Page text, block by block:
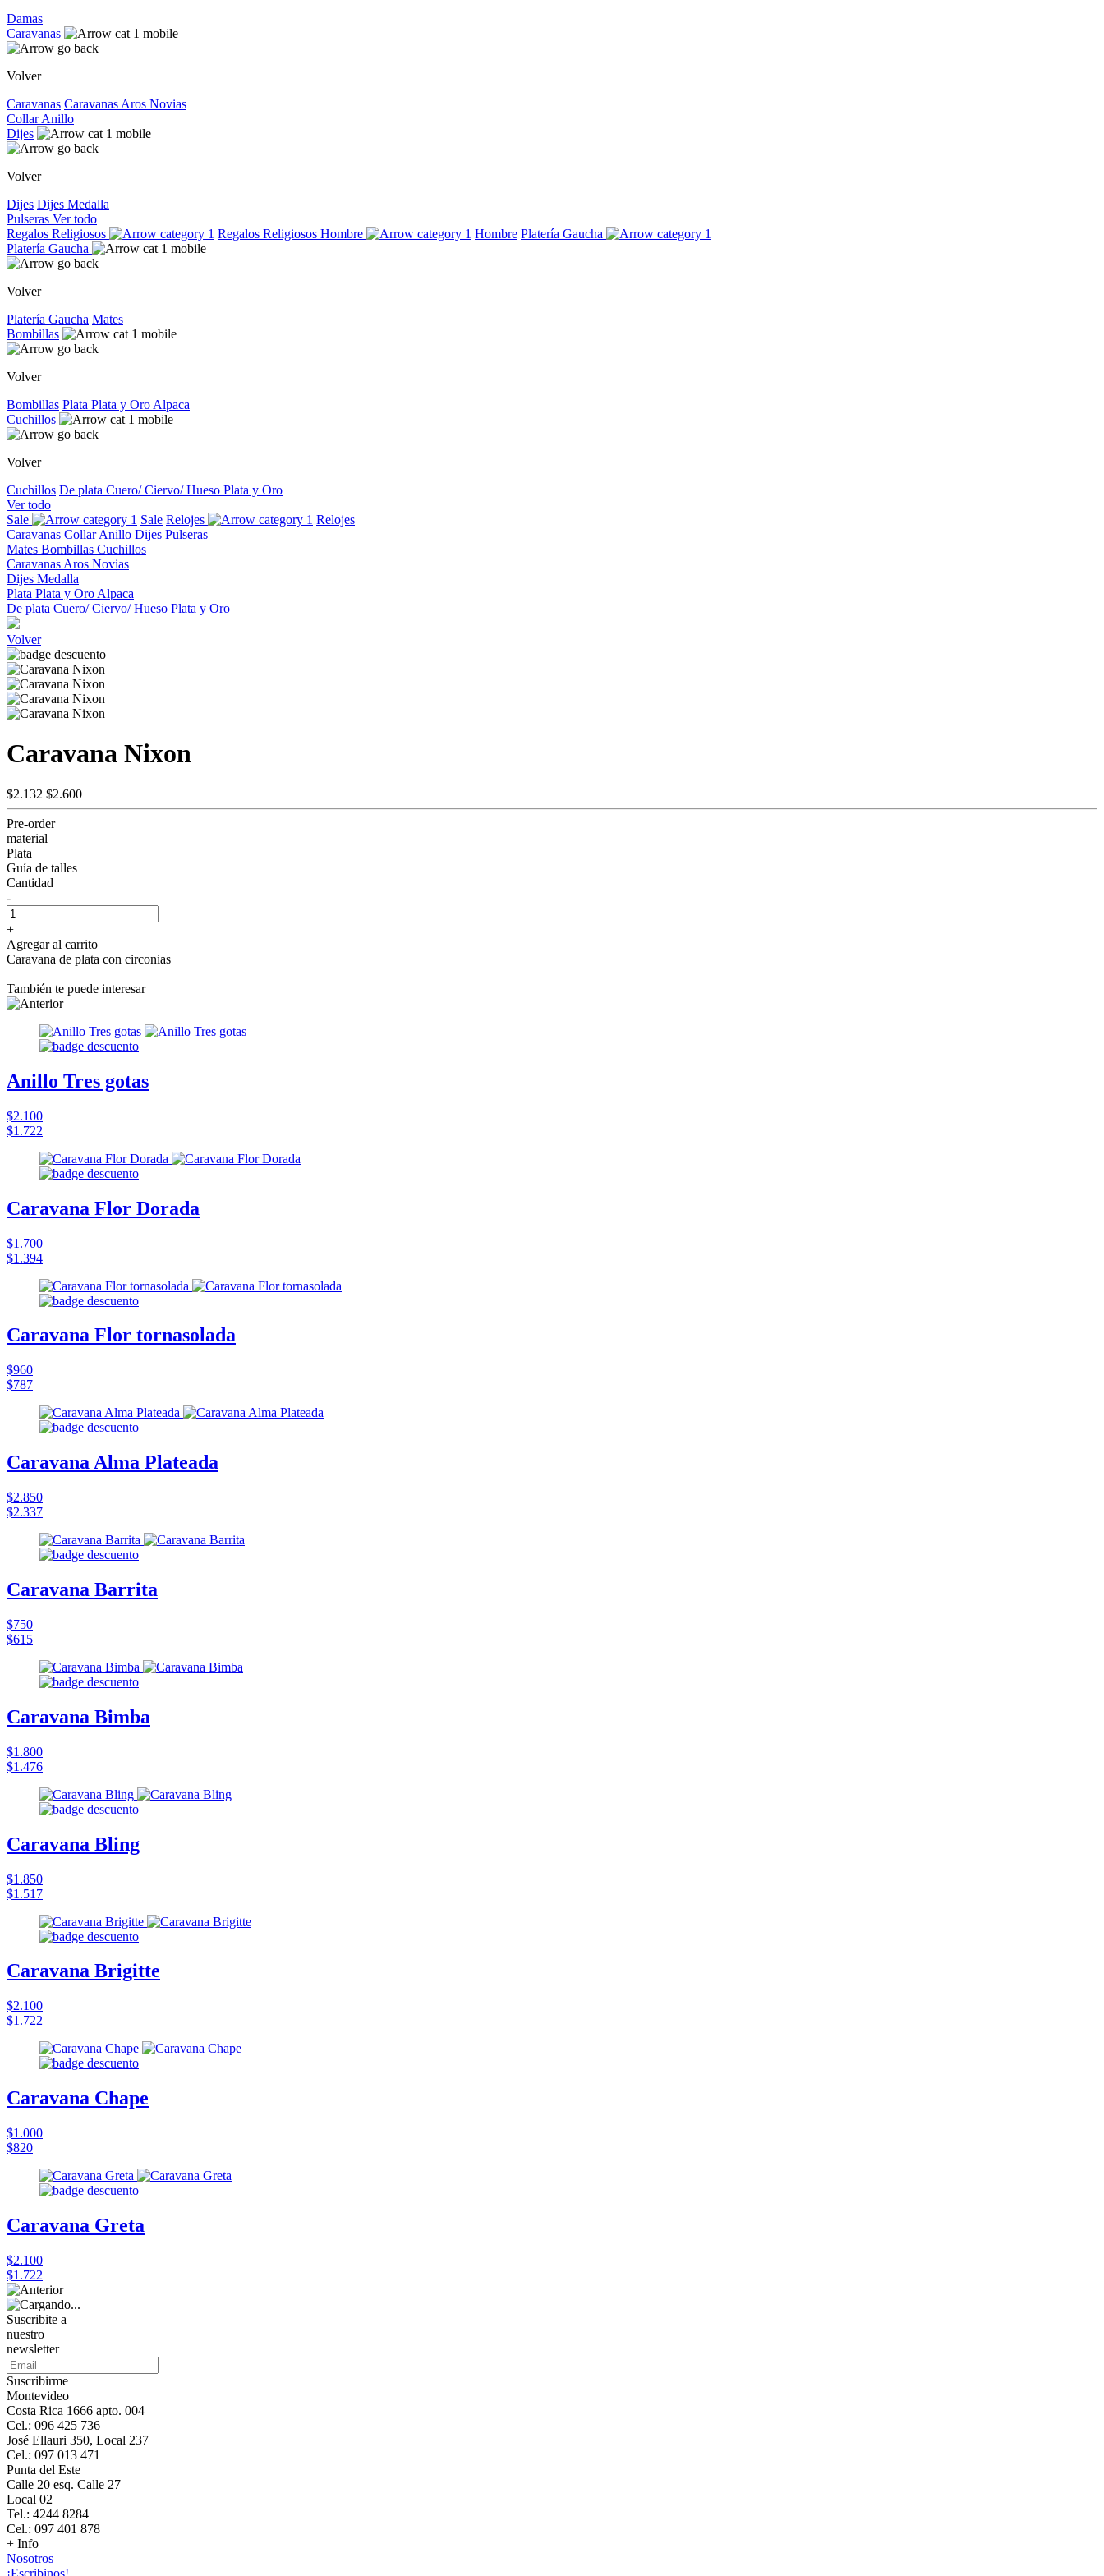
Damas
Caravanas
Volver
Caravanas Caravanas Aros Novias
CollarAnillo
Dijes
Volver
Dijes Dijes Medalla
Pulseras Ver todo
Regalos Religiosos
Regalos Religiosos Hombre Hombre Platería Gaucha
Platería Gaucha
Volver
Platería Gaucha Mates
Bombillas
Volver
Bombillas Plata Plata y Oro Alpaca
Cuchillos
Volver
Cuchillos De plata Cuero/ Ciervo/ Hueso Plata y Oro
Ver todo
Sale
Sale Relojes
Relojes
Caravanas CollarAnillo Dijes Pulseras
Mates Bombillas Cuchillos
Caravanas Aros Novias
Dijes Medalla
Plata Plata y Oro Alpaca
De plata Cuero/ Ciervo/ Hueso Plata y Oro
Volver
Caravana Nixon
$2.132 $2.600
Pre-order
material
Plata
Guía de talles
Cantidad
-
+
Agregar al carrito
Caravana de plata con circonias
También te puede interesar
Anillo Tres gotas
$2.100
$1.722
Caravana Flor Dorada
$1.700
$1.394
Caravana Flor tornasolada
$960
$787
Caravana Alma Plateada
$2.850
$2.337
Caravana Barrita
$750
$615
Caravana Bimba
$1.800
$1.476
Caravana Bling
$1.850
$1.517
Caravana Brigitte
$2.100
$1.722
Caravana Chape
$1.000
$820
Caravana Greta
$2.100
$1.722
Suscribite a
nuestro
newsletter
Suscribirme
Montevideo
Costa Rica 1666 apto. 004
Cel.: 096 425 736
José Ellauri 350, Local 237
Cel.: 097 013 471
Punta del Este
Calle 20 esq. Calle 27
Local 02
Tel.: 4244 8284
Cel.: 097 401 878
+ Info
Nosotros
¡Escribinos!